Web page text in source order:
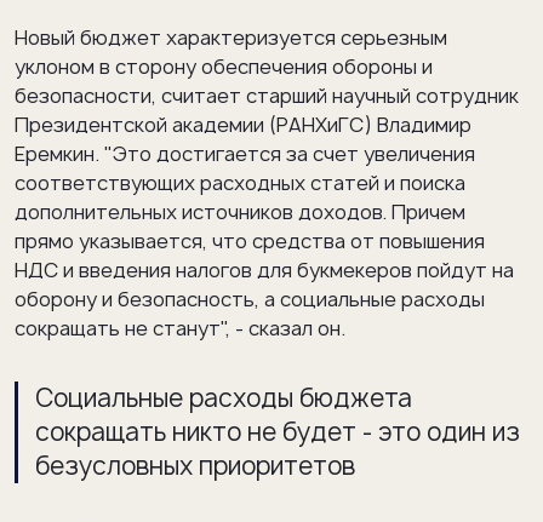
Новый бюджет характеризуется серьезным
уклоном в сторону обеспечения обороны и
безопасности, считает старший научный сотрудник
Президентской академии (РАНХиГС) Владимир
Еремкин. "Это достигается за счет увеличения
соответствующих расходных статей и поиска
дополнительных источников доходов. Причем
прямо указывается, что средства от повышения
НДС и введения налогов для букмекеров пойдут на
оборону и безопасность, а социальные расходы
сокращать не станут", - сказал он.
Социальные расходы бюджета
сокращать никто не будет - это один из
безусловных приоритетов